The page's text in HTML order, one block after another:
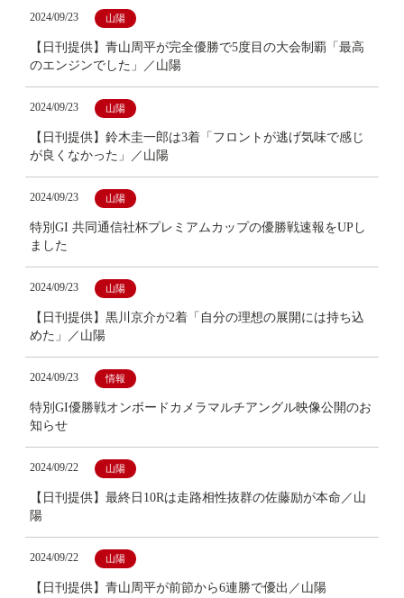
2024/09/23 山陽
【日刊提供】青山周平が完全優勝で5度目の大会制覇「最高
のエンジンでした」／山陽
2024/09/23 山陽
【日刊提供】鈴木圭一郎は3着「フロントが逃げ気味で感じ
が良くなかった」／山陽
2024/09/23 山陽
特別GI 共同通信社杯プレミアムカップの優勝戦速報をUPし
ました
2024/09/23 山陽
【日刊提供】黒川京介が2着「自分の理想の展開には持ち込
めた」／山陽
2024/09/23 情報
特別GI優勝戦オンボードカメラマルチアングル映像公開のお
知らせ
2024/09/22 山陽
【日刊提供】最終日10Rは走路相性抜群の佐藤励が本命／山
陽
2024/09/22 山陽
【日刊提供】青山周平が前節から6連勝で優出／山陽